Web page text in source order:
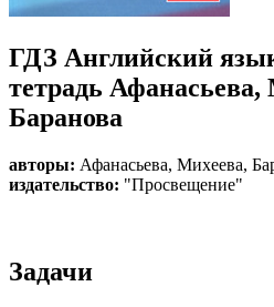
ГДЗ Английский
тетрадь Афанасьева,
Баранова
авторы: Афанасьева, Михеева,
издательство: "Просвещение"
Задачи